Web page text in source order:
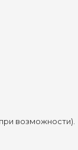
возможности).